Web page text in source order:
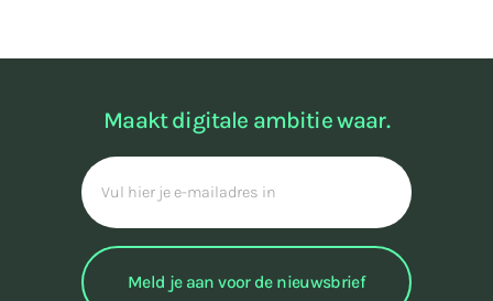
Maakt digitale ambitie waar.